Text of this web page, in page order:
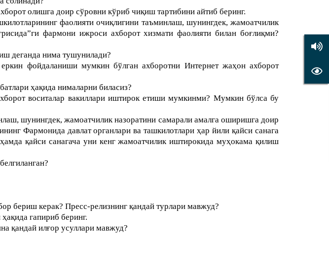
олишга доир сўровни кўриб чиқиш тартибини айтиб беринг.
фаолияти очиқлигини таъминлаш, шунингдек, жамоатчилик
фармони ижроси ахборот хизмати фаолияти билан боғлиқми?
деганда нима тушунилади?
фойдаланиши мумкин бўлган ахборотни Интернет жаҳон ахборот
ҳақида нималарни биласиз?
воситалар вакиллари иштирок етиши мумкинми? Мумкин бўлса бу
шунингдек, жамоатчилик назоратини самарали амалга оширишга доир
Фармонида давлат органлари ва ташкилотлари ҳар йили қайси санага
қайси санагача уни кенг жамоатчилик иштирокида муҳокама қилиш
бериш керак? Пресс-релизнинг қандай турлари мавжуд?
гапириб беринг.
қандай илғор усуллари мавжуд?